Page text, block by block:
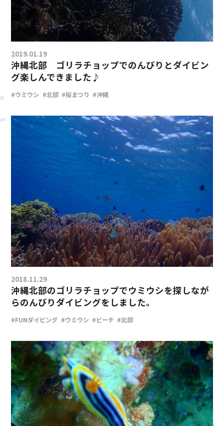
2019.01.19
沖縄北部 ゴリラチョップでのんびりとダイビン
グ楽しんできました♪
#ウミウシ #北部 #桜まつり #沖縄
2018.11.29
沖縄北部のゴリラチョップでウミウシを探しなが
らのんびりダイビングをしました。
#FUNダイビング #ウミウシ #ビーチ #北部